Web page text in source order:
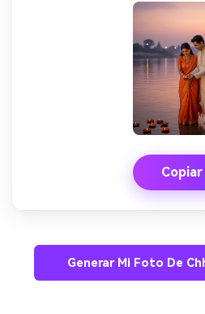
Copiar
Generar Mi Foto De